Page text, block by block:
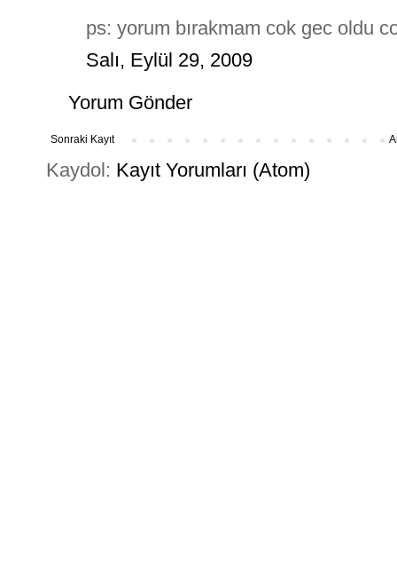
ps: yorum bırakmam cok gec oldu
Salı, Eylül 29, 2009
Yorum Gönder
Sonraki Kayıt
Kaydol: Kayıt Yorumları (Atom)